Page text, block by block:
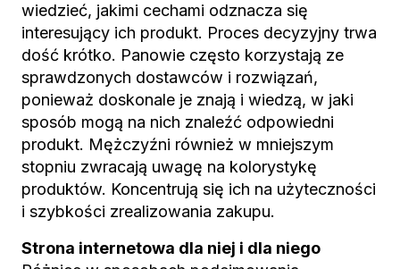
wiedzieć, jakimi cechami odznacza się
interesujący ich produkt. Proces decyzyjny trwa
dość krótko. Panowie często korzystają ze
sprawdzonych dostawców i rozwiązań,
ponieważ doskonale je znają i wiedzą, w jaki
sposób mogą na nich znaleźć odpowiedni
produkt. Mężczyźni również w mniejszym
stopniu zwracają uwagę na kolorystykę
produktów. Koncentrują się ich na użyteczności
i szybkości zrealizowania zakupu.
Strona internetowa dla niej i dla niego